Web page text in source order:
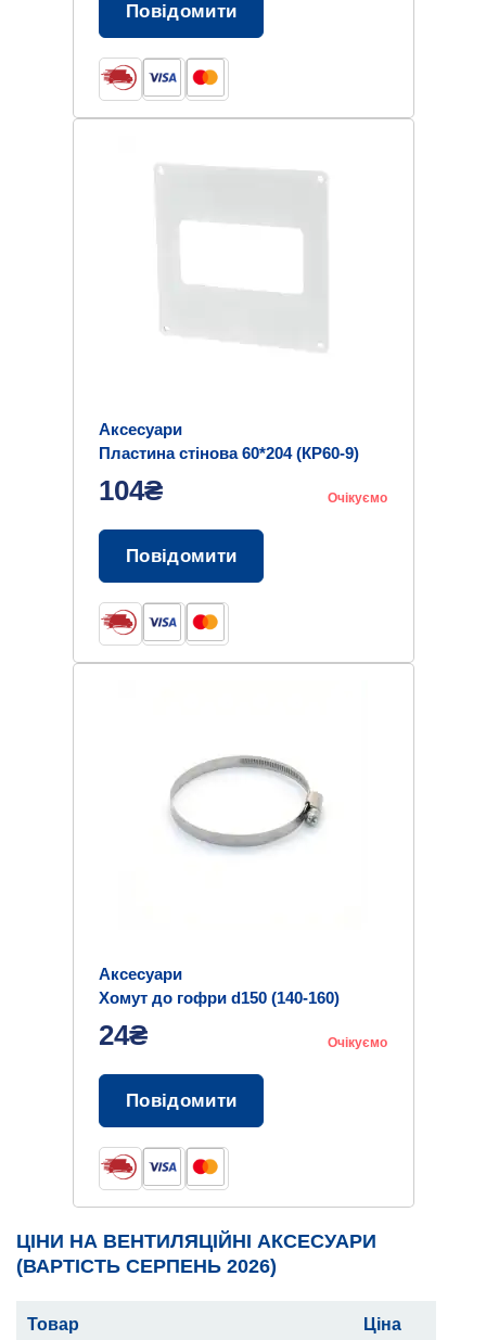
Повідомити
Аксесуари
Пластина стінова 60*204 (КР60-9)
104₴ Очікуємо
Повідомити
Аксесуари
Хомут до гофри d150 (140-160)
24₴ Очікуємо
Повідомити
ЦІНИ НА ВЕНТИЛЯЦІЙНІ АКСЕСУАРИ
(ВАРТІСТЬ СЕРПЕНЬ 2026)
Товар Ціна